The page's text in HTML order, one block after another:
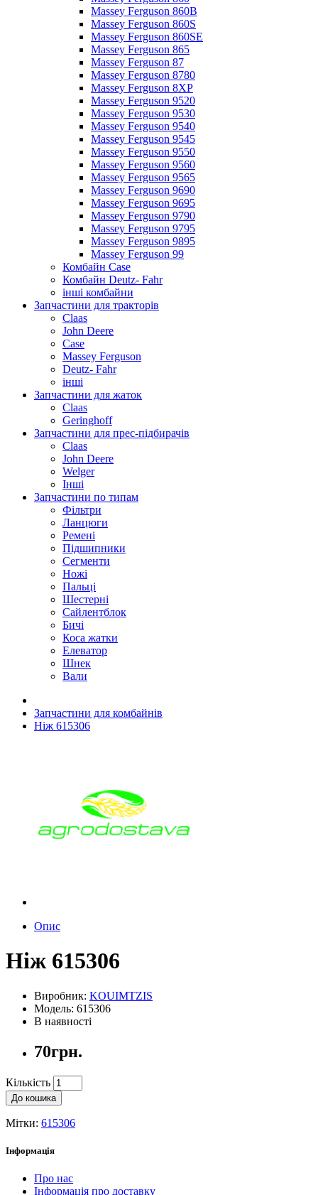
Massey Ferguson 860B
Massey Ferguson 860S
Massey Ferguson 860SE
Massey Ferguson 865
Massey Ferguson 87
Massey Ferguson 8780
Massey Ferguson 8XP
Massey Ferguson 9520
Massey Ferguson 9530
Massey Ferguson 9540
Massey Ferguson 9545
Massey Ferguson 9550
Massey Ferguson 9560
Massey Ferguson 9565
Massey Ferguson 9690
Massey Ferguson 9695
Massey Ferguson 9790
Massey Ferguson 9795
Massey Ferguson 9895
Massey Ferguson 99
Комбайн Case
Комбайн Deutz- Fahr
інші комбайни
Запчастини для тракторів
Claas
John Deere
Case
Massey Ferguson
Deutz- Fahr
інші
Запчастини для жаток
Claas
Geringhoff
Запчастини для прес-підбирачів
Claas
John Deere
Welger
Інші
Запчастини по типам
Фільтри
Ланцюги
Ремені
Підшипники
Сегменти
Ножі
Пальці
Шестерні
Сайлентблок
Бичі
Коса жатки
Елеватор
Шнек
Вали
Запчастини для комбайнів
Ніж 615306
Опис
Ніж 615306
Виробник: KOUIMTZIS
Модель: 615306
В наявності
70грн.
Кількість
До кошика
Мітки: 615306
Інформація
Про нас
Інформація про доставку